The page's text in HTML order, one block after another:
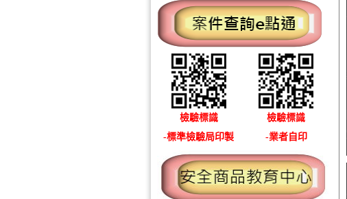
檢驗標識
-標準檢驗局印製
檢驗標識
-業者自印